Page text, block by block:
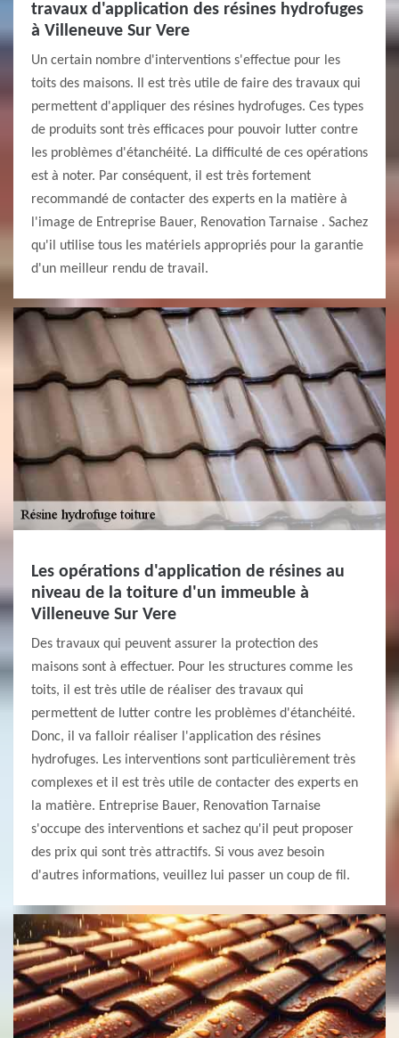
travaux d'application des résines hydrofuges
à Villeneuve Sur Vere
Un certain nombre d'interventions s'effectue pour les
toits des maisons. Il est très utile de faire des travaux qui
permettent d'appliquer des résines hydrofuges. Ces types
de produits sont très efficaces pour pouvoir lutter contre
les problèmes d'étanchéité. La difficulté de ces opérations
est à noter. Par conséquent, il est très fortement
recommandé de contacter des experts en la matière à
l'image de Entreprise Bauer, Renovation Tarnaise . Sachez
qu'il utilise tous les matériels appropriés pour la garantie
d'un meilleur rendu de travail.
Les opérations d'application de résines au
niveau de la toiture d'un immeuble à
Villeneuve Sur Vere
Des travaux qui peuvent assurer la protection des
maisons sont à effectuer. Pour les structures comme les
toits, il est très utile de réaliser des travaux qui
permettent de lutter contre les problèmes d'étanchéité.
Donc, il va falloir réaliser l'application des résines
hydrofuges. Les interventions sont particulièrement très
complexes et il est très utile de contacter des experts en
la matière. Entreprise Bauer, Renovation Tarnaise
s'occupe des interventions et sachez qu'il peut proposer
des prix qui sont très attractifs. Si vous avez besoin
d'autres informations, veuillez lui passer un coup de fil.